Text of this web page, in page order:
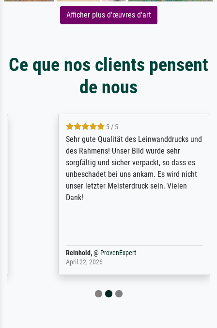
Afficher plus d'œuvres d'art
Ce que nos clients pensent
de nous
5 / 5
Sehr gute Qualität des Leinwanddrucks und
des Rahmens! Unser Bild wurde sehr
sorgfältig und sicher verpackt, so dass es
unbeschadet bei uns ankam. Es wird nicht
unser letzter Meisterdruck sein. Vielen
Reinhold,@ProvenExpert
April 22, 2026